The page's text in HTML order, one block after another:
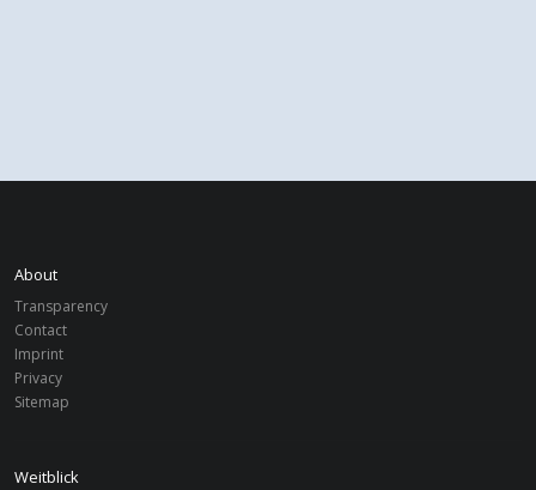
About
Transparency
Contact
Imprint
Privacy
Sitemap
Weitblick